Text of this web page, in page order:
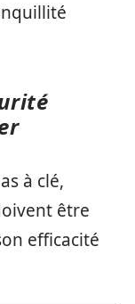
à clé,
être
efficacité